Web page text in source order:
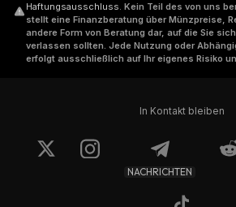
Haftungsausschluss. Kein Teil des von uns
stellt eine Finanzberatung über Münzpreise,
andere Form von Beratung dar, auf die Sie
verlassen sollten. Jede Nutzung oder
erfolgt ausschließlich auf Ihr eigenes Risiko
In Kontakt bleiben
NACHRICHTEN